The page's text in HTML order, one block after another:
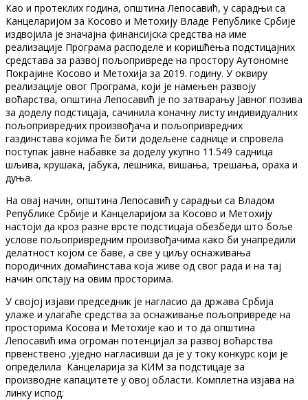
Као и протеклих година, општина Лепосавић, у сарадњи са
Канцеларијом за Косово и Метохију Владе Републике Србије
издвојила је значајна финансијска средства на име
реализације Програма расподеле и коришћења подстицајних
средстава за развој пољопривреде на простору Аутономне
Покрајине Косово и Метохија за 2019. годину. У оквиру
реализације овог Програма, који је намењен развоју
воћарства, oпштина Лепосавић је по затварању Јавног позива
за доделу подстицаја, сачинила коначну листу индивидуалних
пољопривредних произвођача и пољопривредних
газдинстава којима ће бити додељене саднице и спровела
поступак јавне набавке за доделу укупно 11.549 садница
шљива, крушака, јабука, лешника, вишања, трешања, ораха и
дуња.
На овај начин, општина Лепосавић у сарадњи са Владом
Републике Србије и Канцеларијом за Косово и Метохију
настоји да кроз разне врсте подстицаја обезбеди што боље
услове пољопривредним произвођачима како би унапредили
делатност којом се баве, а све у циљу оснаживања
породичних домаћинстава која живе од свог рада и на тај
начин опстају на овим просторима.
У својој изјави председник је нагласио да држава Србија
улаже и улагаће средства за оснаживање пољопривреде на
просторима Косова и Метохије као и то да општина
Лепосавић има огроман потенцијал за развој воћарства
првенствено ,уједно нагласивши да је у току конкурс који је
определила Канцеларија за КИМ за подстицаје за
производне капацитете у овој области. Комплетна изјава на
линку испод: